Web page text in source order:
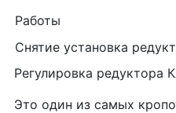
Работы
Снятие установка
Регулировка редуктора
Это один из самых